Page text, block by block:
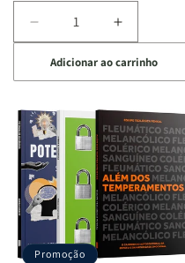
Diminuir
a
quantidade
de
Raizes
da
Alma
|
O
Vício
Agradar
Aumentar
a
quantidade
de
Raizes
da
Alma
|
O
Vício
de
Agradar
Adicionar ao carrinho
Promoção